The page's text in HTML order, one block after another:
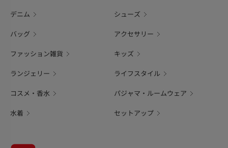
デニム シューズ
バッグ アクセサリー
ファッション雑貨 キッズ
ランジェリー ライフスタイル
コスメ・香水 パジャマ・ルームウェア
水着 セットアップ